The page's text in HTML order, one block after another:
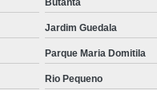
Jardim Guedala
Parque Maria Domitila
Rio Pequeno